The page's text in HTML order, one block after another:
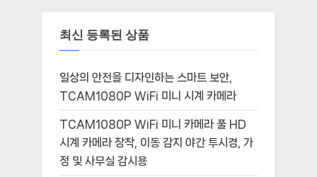
최신 등록된 상품
일상의 안전을 디자인하는 스마트 보안,
TCAM1080P WiFi 미니 시계 카메라
TCAM1080P WiFi 미니 카메라 풀 HD
시계 카메라 장착, 이동 감지 야간 투시경, 가
정 및 사무실 감시용